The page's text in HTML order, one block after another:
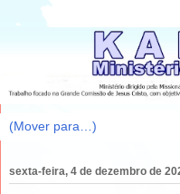
sexta-feira, 4 de dezembro de